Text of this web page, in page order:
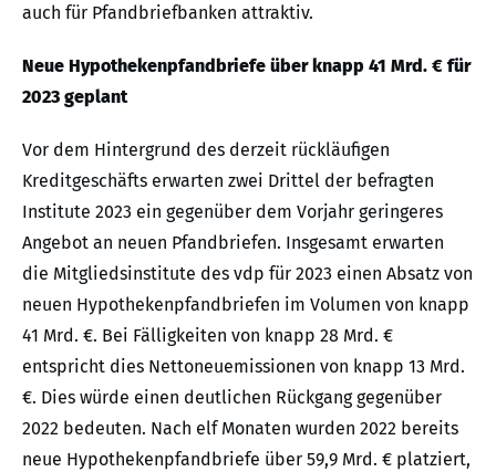
auch für Pfandbriefbanken attraktiv.
Neue Hypothekenpfandbriefe über knapp 41 Mrd. € für
2023 geplant
Vor dem Hintergrund des derzeit rückläufigen
Kreditgeschäfts erwarten zwei Drittel der befragten
Institute 2023 ein gegenüber dem Vorjahr geringeres
Angebot an neuen Pfandbriefen. Insgesamt erwarten
die Mitgliedsinstitute des vdp für 2023 einen Absatz von
neuen Hypothekenpfandbriefen im Volumen von knapp
41 Mrd. €. Bei Fälligkeiten von knapp 28 Mrd. €
entspricht dies Nettoneuemissionen von knapp 13 Mrd.
€. Dies würde einen deutlichen Rückgang gegenüber
2022 bedeuten. Nach elf Monaten wurden 2022 bereits
neue Hypothekenpfandbriefe über 59,9 Mrd. € platziert,